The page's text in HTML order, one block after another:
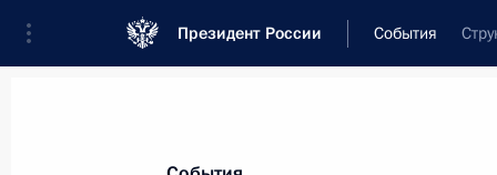
Президент России События
Новости